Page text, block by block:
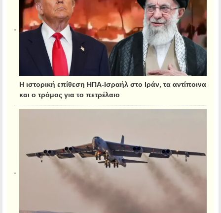
Η ιστορική επίθεση ΗΠΑ-Ισραήλ στο Ιράν, τα αντίποινα
και ο τρόμος για το πετρέλαιο